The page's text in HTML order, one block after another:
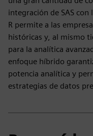
integración de SAS
R permite a las
históricas y, al mismo
para la analítica
enfoque híbrido
potencia analítica y
estrategias de datos